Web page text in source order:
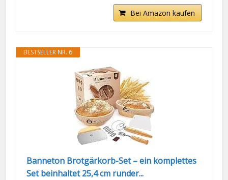
Bei Amazon kaufen
BESTSELLER NR. 6
Banneton Brotgärkorb-Set – ein komplettes
Set beinhaltet 25,4 cm runder...